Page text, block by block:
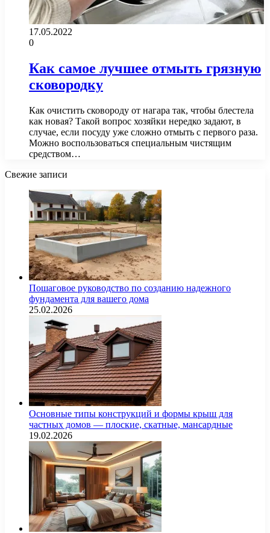
17.05.2022
0
Как самое лучшее отмыть грязную
сковородку
Как очистить сковороду от нагара так, чтобы блестела
как новая? Такой вопрос хозяйки нередко задают, в
случае, если посуду уже сложно отмыть с первого раза.
Можно воспользоваться специальным чистящим
средством…
Свежие записи
Пошаговое руководство по созданию надежного
фундамента для вашего дома
25.02.2026
Основные типы конструкций и формы крыш для
частных домов — плоские, скатные, мансардные
19.02.2026